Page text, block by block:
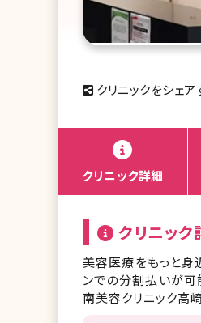
クリニックをシェア
クリニック詳細
クリニック
美容医療をもっと身
ンでの分割払いが可
南美容クリニック高